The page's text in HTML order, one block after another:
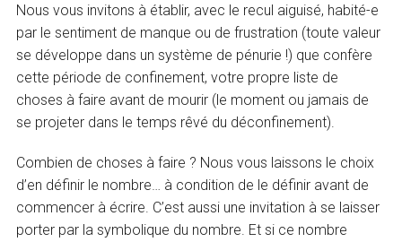
Nous vous invitons à établir, avec le recul aiguisé, habité-e
par le sentiment de manque ou de frustration (toute valeur
se développe dans un système de pénurie !) que confère
cette période de confinement, votre propre liste de
choses à faire avant de mourir (le moment ou jamais de
se projeter dans le temps rêvé du déconfinement).
Combien de choses à faire ? Nous vous laissons le choix
d’en définir le nombre… à condition de le définir avant de
commencer à écrire. C’est aussi une invitation à se laisser
porter par la symbolique du nombre. Et si ce nombre